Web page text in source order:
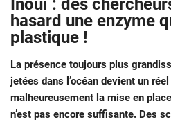
Inouï : des
hasard une enzyme
plastique !
La présence toujours plus
jetées dans l’océan devient un
malheureusement la mise en
n’est pas encore suffisante. Des